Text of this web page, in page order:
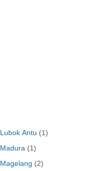
Lubok Antu (1)
Madura (1)
Magelang (2)